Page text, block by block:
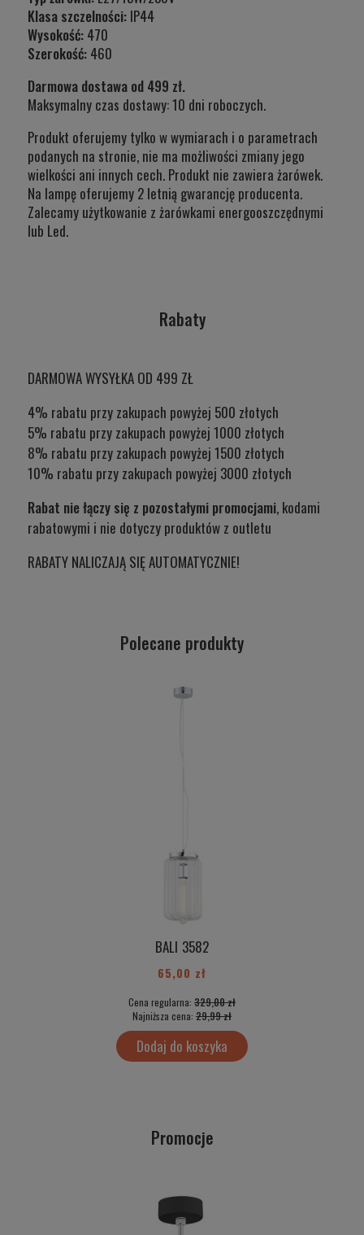
Klasa szczelności: IP44
Wysokość: 470
Szerokość: 460
Darmowa dostawa od 499 zł.
Maksymalny czas dostawy: 10 dni roboczych.
Produkt oferujemy tylko w wymiarach i o parametrach
podanych na stronie, nie ma możliwości zmiany jego
wielkości ani innych cech. Produkt nie zawiera żarówek.
Na lampę oferujemy 2 letnią gwarancję producenta.
Zalecamy użytkowanie z żarówkami energooszczędnymi
lub Led.
Rabaty
DARMOWA WYSYŁKA OD 499 ZŁ
4% rabatu przy zakupach powyżej 500 złotych
5% rabatu przy zakupach powyżej 1000 złotych
8% rabatu przy zakupach powyżej 1500 złotych
10% rabatu przy zakupach powyżej 3000 złotych
Rabat nie łączy się z pozostałymi promocjami, kodami
rabatowymi i nie dotyczy produktów z outletu
RABATY NALICZAJĄ SIĘ AUTOMATYCZNIE!
Polecane produkty
BALI 3582
65,00 zł
Cena regularna: 329,00 zł
Najniższa cena: 29,99 zł
Dodaj do koszyka
Promocje